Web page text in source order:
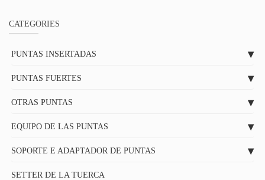
CATEGORIES
PUNTAS INSERTADAS
PUNTAS FUERTES
OTRAS PUNTAS
EQUIPO DE LAS PUNTAS
SOPORTE E ADAPTADOR DE PUNTAS
SETTER DE LA TUERCA